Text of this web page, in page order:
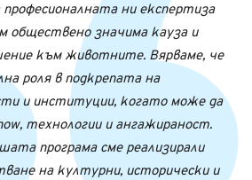
ни експертиза
обществено значима кауза и
към животните. Вярваме, че
роля в подкрепата на
и институции, когато може да
технологии и ангажираност.
програма сме реализирали
на културни, исторически и